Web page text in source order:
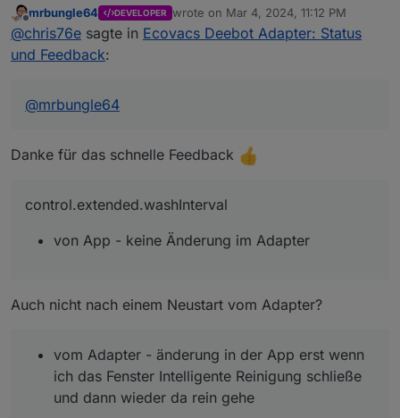
control.extended.washInterval
- von App 	 - keine Änderung im Adapter
sofort zuhören
control.extended.moppingMode
- von App	- sofortige änderung im
erscheinen:
control.extended.scrubbingPattern
info.extended.sweepMode				-
zusätlich aufgefallen
Offline
mrbungle64 DEVELOPER wrote on Mar 4, 2024, 11:12 PM
last edited by
@chris76e sagte in Ecovacs Deebot Adapter: Status
und Feedback:
@mrbungle64
Danke für das schnelle Feedback
control.extended.washInterval
von App - keine Änderung im Adapter
Auch nicht nach einem Neustart vom Adapter?
vom Adapter - änderung in der App erst wenn
ich das Fenster Intelligente Reinigung schließe
und dann wieder da rein gehe